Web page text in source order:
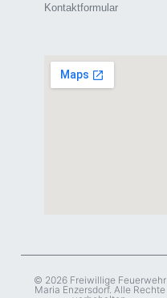
Kontaktformular
© 2026 Freiwillige Feuerwehr
Maria Enzersdorf. Alle Rechte